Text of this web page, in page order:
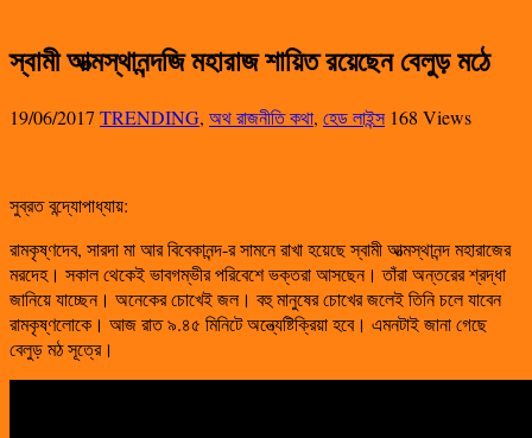
স্বামী আত্মস্থানন্দজি মহারাজ শায়িত রয়েছেন বেলুড় মঠে
19/06/2017 TRENDING, অথ রাজনীতি কথা, হেড লাইন্স 168 Views
সুব্রত বন্দ্যোপাধ্যায়:
রামকৃষ্ণদেব, সারদা মা আর বিবেকানন্দ-র সামনে রাখা হয়েছে স্বামী আত্মস্থানন্দ মহারাজের
মরদেহ। সকাল থেকেই ভাবগম্ভীর পরিবেশে ভক্তরা আসছেন। তাঁরা অন্তরের শ্রদ্ধা
জানিয়ে যাচ্ছেন। অনেকের চোখেই জল। বহু মানুষের চোখের জলেই তিনি চলে যাবেন
রামকৃষ্ণলোকে। আজ রাত ৯.৪৫ মিনিটে অন্ত্যেষ্টিক্রিয়া হবে। এমনটাই জানা গেছে
বেলুড় মঠ সূত্রে।